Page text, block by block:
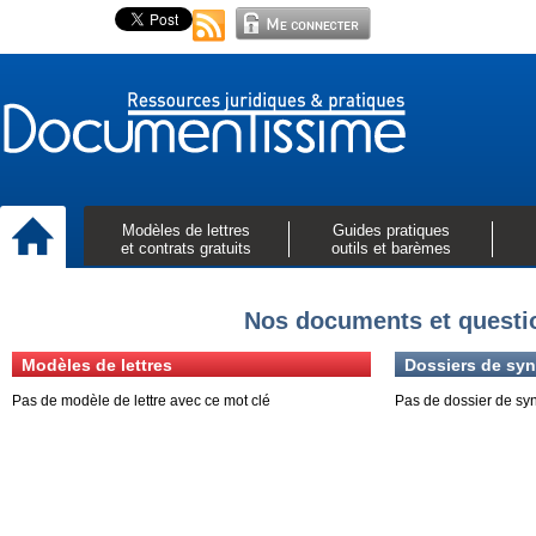
Modèles de lettres
et contrats gratuits
Guides pratiques
outils et barèmes
Nos documents et
Modèles de lettres
Pas de modèle de lettre avec ce mot clé
Dossiers de
Pas de dossier de